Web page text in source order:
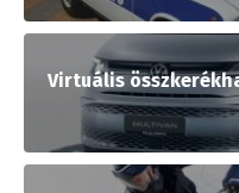
Virtuális